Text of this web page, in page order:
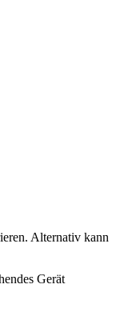
Alternativ kann
Gerät